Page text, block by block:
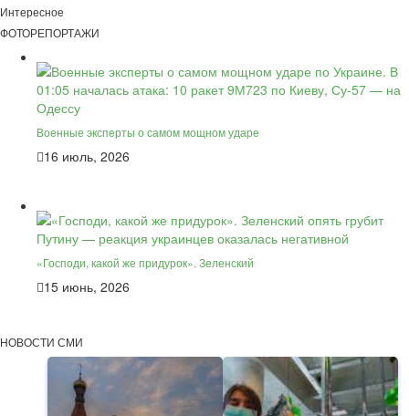
Интересное
ФОТОРЕПОРТАЖИ
Военные эксперты о самом мощном ударе
16 июль, 2026
«Господи, какой же придурок». Зеленский
15 июнь, 2026
НОВОСТИ СМИ